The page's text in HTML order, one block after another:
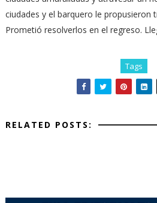
ciudades y el barquero le propusieron
Prometió resolverlos en el regreso.
Tags
RELATED POSTS: